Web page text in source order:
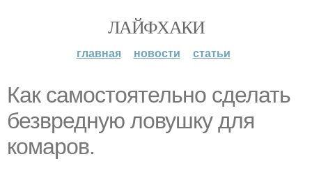
ЛАЙФХАКИ
главная новости статьи
Как самостоятельно сделать
безвредную ловушку для
комаров.